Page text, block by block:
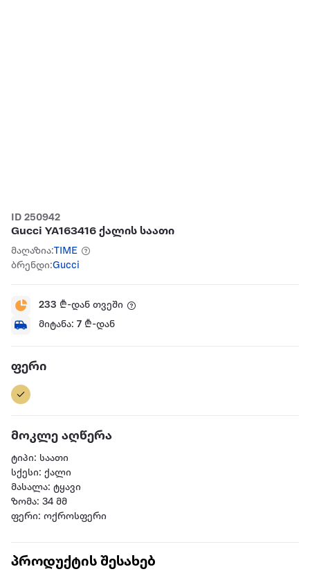
ID 250942
Gucci YA163416 ქალის საათი
მაღაზია:TIME
ბრენდი:Gucci
233 ₾-დან თვეში
მიტანა: 7 ₾-დან
ფერი
მოკლე აღწერა
ტიპი: საათი
სქესი: ქალი
მასალა: ტყავი
ზომა: 34 მმ
ფერი: ოქროსფერი
პროდუქტის შესახებ